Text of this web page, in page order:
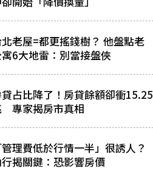
北老屋=都更搖錢樹？ 他盤點老
6大地雷：別當接盤俠
占比降了！房貸餘額卻衝15.25
專家揭房市真相
管理費低於行情一半」很誘人？
行揭關鍵：恐影響房價